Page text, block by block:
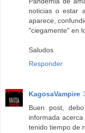
noticias o estar
aparece,
"ciegamente" en
Saludos
Responder
KagosaVampire
Buen post,
informada
tenido tiempo de